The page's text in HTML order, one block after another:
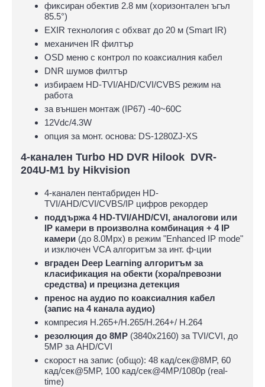
фиксиран обектив 2.8 мм (хоризонтален ъгъл
85.5°)
EXIR технология с обхват до 20 м (Smart IR)
механичен IR филтър
OSD меню с контрол по коаксиалния кабел
DNR шумов филтър
избираем HD-TVI/AHD/CVI/CVBS режим на
работа
за външен монтаж (IP67) -40~60C
12Vdc/4.3W
опция за монт. основа: DS-1280ZJ-XS
4-канален Turbo HD DVR Hilook DVR-
204U-M1 by Hikvision
4-канален пентабриден HD-
TVI/AHD/CVI/CVBS/IP цифров рекордер
поддържа 4 HD-TVI/AHD/CVI, аналогови или
IP камери в произволна комбинация + 4 IP
камери (до 8.0Mpx) в режим "Enhanced IP mode"
и изключен VCA алгоритъм за инт. ф-ции
вграден Deep Learning алгоритъм за
класификация на обекти (хора/превозни
средства) и прецизна детекция
пренос на аудио по коаксиалния кабел
(запис на 4 канала аудио)
компресия H.265+/H.265/H.264+/ H.264
резолюция до 8MP (3840х2160) за TVI/CVI, до
5MP за AHD/CVI
скорост на запис (общо): 48 кад/сек@8MP, 60
кад/сек@5MP, 100 кад/сек@4MP/1080p (real-
time)